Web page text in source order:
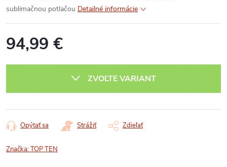
sublimačnou potlačou Detailné informácie
94,99 €
ZVOĽTE VARIANT
Opýtať sa Strážiť Zdieľať
Značka:TOP TEN